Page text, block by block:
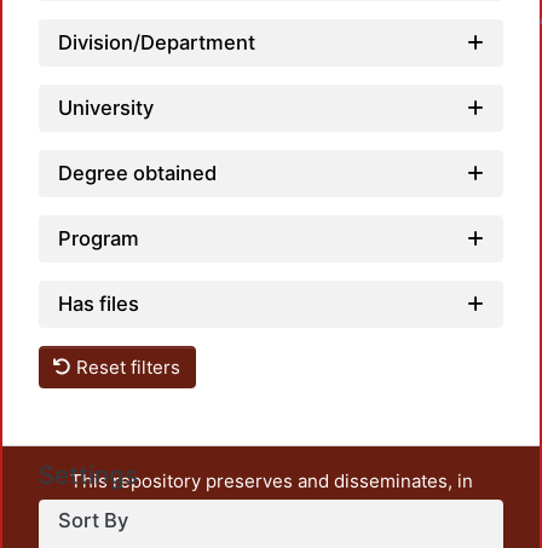
Division/Department
University
Degree obtained
Program
Has files
Reset filters
Settings
Sort By
This repository preserves and disseminates, in
unrestricted open access, the teaching and research
output of UAM Azcapotzalco. It also includes some